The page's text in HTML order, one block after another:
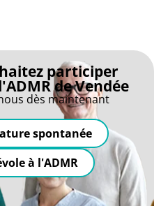
participer
de Vendée
dès maintenant
spontanée
à l'ADMR